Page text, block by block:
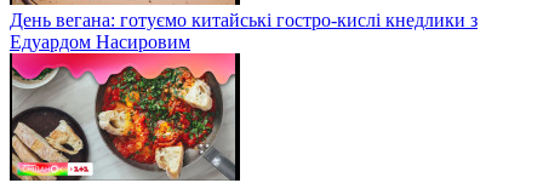
День вегана: готуємо китайські гостро-кислі кнедлики з
Едуардом Насировим